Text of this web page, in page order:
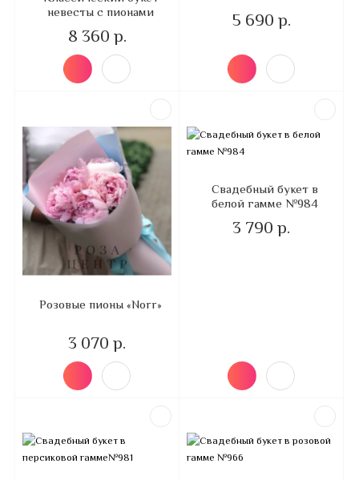
невесты с пионами
8 360 р.
5 690 р.
Розовые пионы «Norr»
3 070 р.
Свадебный букет в
белой гамме №984
3 790 р.